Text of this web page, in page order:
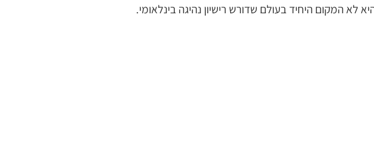
לא המקום היחיד בעולם שדורש רישיון נהיגה בינלאומי.